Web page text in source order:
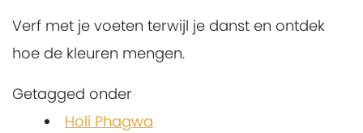
Verf met je voeten terwijl je danst en ontdek
hoe de kleuren mengen.
Getagged onder
Holi Phagwa